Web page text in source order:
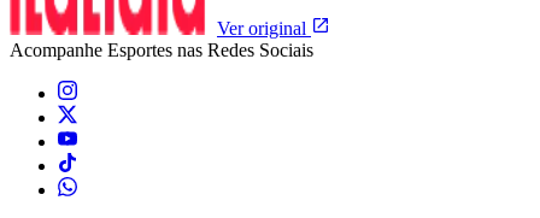
Ver original
Acompanhe Esportes nas Redes Sociais